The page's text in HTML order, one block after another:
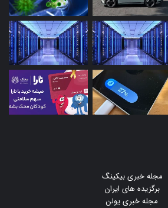
مجله خبری بیکینگ
برگزیده های ایران
مجله خبری یولن